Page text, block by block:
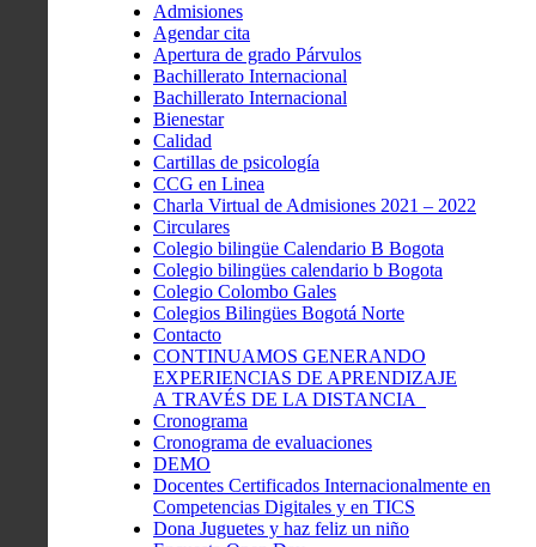
Admisiones
Agendar cita
Apertura de grado Párvulos
Bachillerato Internacional
Bachillerato Internacional
Bienestar
Calidad
Cartillas de psicología
CCG en Linea
Charla Virtual de Admisiones 2021 – 2022
Circulares
Colegio bilingüe Calendario B Bogota
Colegio bilingües calendario b Bogota
Colegio Colombo Gales
Colegios Bilingües Bogotá Norte
Contacto
CONTINUAMOS GENERANDO
EXPERIENCIAS DE APRENDIZAJE
A TRAVÉS DE LA DISTANCIA
Cronograma
Cronograma de evaluaciones
DEMO
Docentes Certificados Internacionalmente en
Competencias Digitales y en TICS
Dona Juguetes y haz feliz un niño